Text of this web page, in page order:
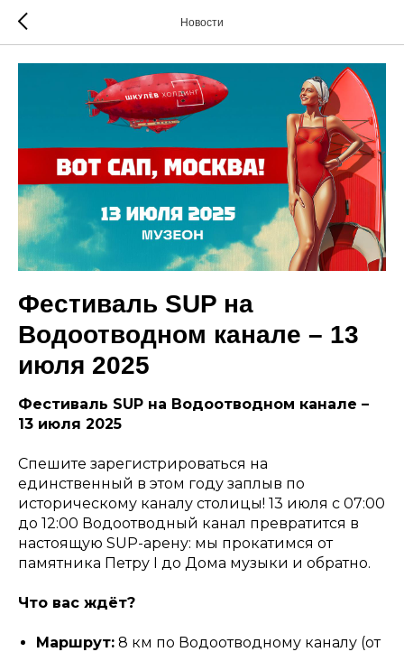
Новости
Фестиваль SUP на
Водоотводном канале – 13
июля 2025
Фестиваль SUP на Водоотводном канале –
13 июля 2025
Спешите зарегистрироваться на
единственный в этом году заплыв по
историческому каналу столицы! 13 июля с 07:00
до 12:00 Водоотводный канал превратится в
настоящую SUP-арену: мы прокатимся от
памятника Петру I до Дома музыки и обратно.
Что вас ждёт?
Маршрут: 8 км по Водоотводному каналу (от